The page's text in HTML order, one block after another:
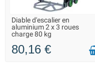
LIVRAISON 2 À 3 JOURS
Diable d'escalier en
aluminium 2 x 3 roues
charge 80 kg
80,16 €